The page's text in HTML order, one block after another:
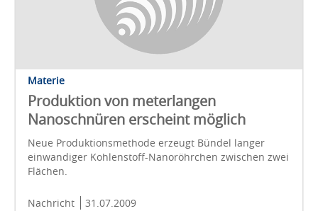
Materie
Produktion von meterlangen
Nanoschnüren erscheint möglich
Neue Produktionsmethode erzeugt Bündel langer
einwandiger Kohlenstoff-Nanoröhrchen zwischen zwei
Flächen.
Nachricht 31.07.2009